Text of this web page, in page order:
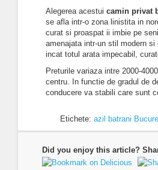
Alegerea acestui camin privat
se afla intr-o zona linistita in
curat si proaspat ii imbie pe
amenajata intr-un stil modern
incat totul arata impecabil,
Preturile variaza intre 2000-
centru. In functie de gradul de
conducere va stabili care sunt
Etichete: azil batrani
Did you enjoy this article?